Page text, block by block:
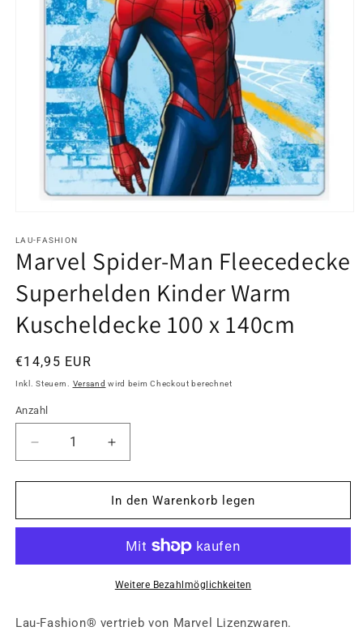
in
Modal
öffnen
LAU-FASHION
Marvel Spider-Man Fleecedecke
Superhelden Kinder Warm
Kuscheldecke 100 x 140cm
Normaler
Preis
€14,95 EUR
Inkl. Steuern. Versand wird beim Checkout berechnet
Anzahl
Anzahl
Verringere
die
Menge
Marvel
Fleecedecke
Superhelden
Warm
Erhöhe
die
Menge
für
Marvel
Man
Fleecedecke
Superhelden
Warm
In den Warenkorb legen
Weitere Bezahlmöglichkeiten
Lau-Fashion® vertrieb von Marvel Lizenzwaren.